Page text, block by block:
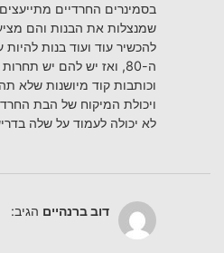
בסמינרים החרדיים
שמנצלות את הבנות והם
להכשיר עוד ועוד בנות להיות
ה-80, ואז יש להם יש
וכותבות קוד מיושנות שלא
ויכולת המיקוח של הבת
לא יכולה לעמוד על שלה
דוב ברנהיים הגיב: